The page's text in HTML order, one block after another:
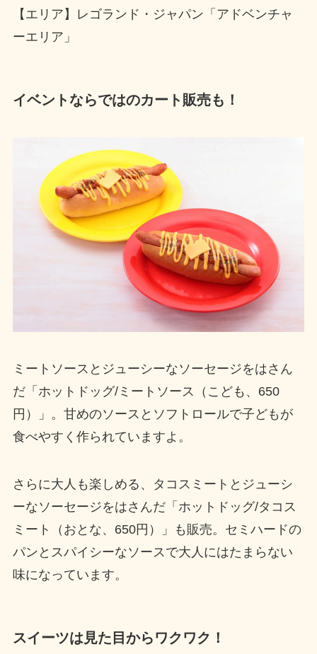
【エリア】レゴランド・ジャパン「アドベンチャ
ーエリア」
イベントならではのカート販売も！
ミートソースとジューシーなソーセージをはさん
だ「ホットドッグ/ミートソース（こども、650
円）」。甘めのソースとソフトロールで子どもが
食べやすく作られていますよ。
さらに大人も楽しめる、タコスミートとジューシ
ーなソーセージをはさんだ「ホットドッグ/タコス
ミート（おとな、650円）」も販売。セミハードの
パンとスパイシーなソースで大人にはたまらない
味になっています。
スイーツは見た目からワクワク！